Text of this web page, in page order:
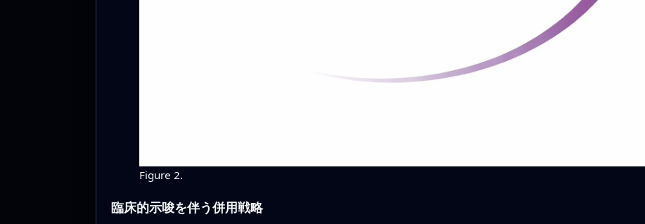
Figure 2.
臨床的示唆を伴う併用戦略